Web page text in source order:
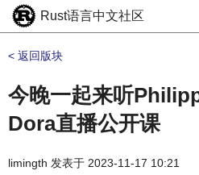
Rust语言中文社区
< 返回版块
今晚一起来听
Dora直播公开课
limingth 发表于 2023-11-17 10:21